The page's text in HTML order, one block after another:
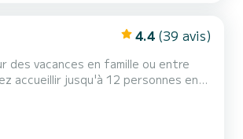
4.4 (39 avis)
des vacances en famille ou entre